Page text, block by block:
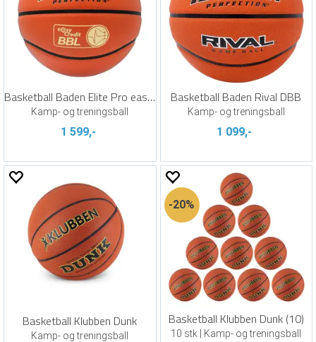
Basketball Baden Elite Pro easyCredit 7
Kamp- og treningsball
1 599,-
Basketball Baden Rival DBB
Kamp- og treningsball
1 099,-
Basketball Klubben Dunk
Kamp- og treningsball
20%
Basketball Klubben Dunk (10)
10 stk | Kamp- og treningsball